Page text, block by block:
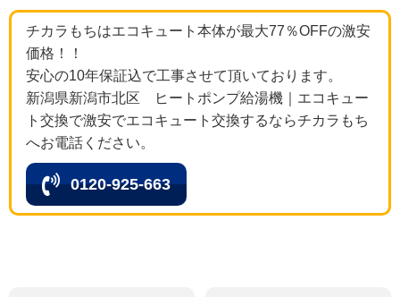
チカラもちはエコキュート本体が最大77％OFFの激安
価格！！
安心の10年保証込で工事させて頂いております。
新潟県新潟市北区 ヒートポンプ給湯機｜エコキュー
ト交換で激安でエコキュート交換するならチカラもち
へお電話ください。
0120-925-663